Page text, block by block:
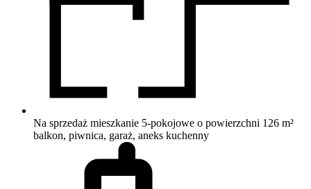
Na sprzedaż mieszkanie 5-pokojowe o powierzchni 126 m²
balkon, piwnica, garaż, aneks kuchenny